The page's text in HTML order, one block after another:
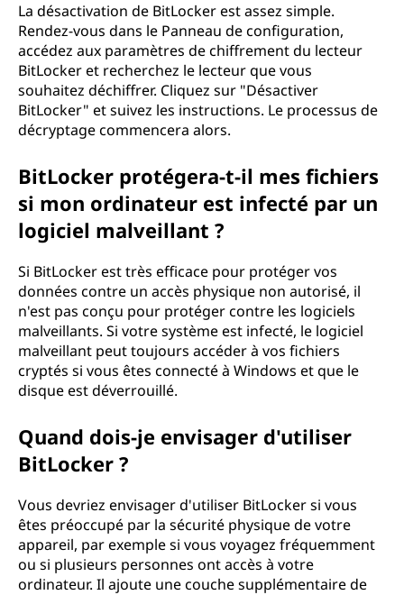
La désactivation de BitLocker est assez simple.
Rendez-vous dans le Panneau de configuration,
accédez aux paramètres de chiffrement du lecteur
BitLocker et recherchez le lecteur que vous
souhaitez déchiffrer. Cliquez sur "Désactiver
BitLocker" et suivez les instructions. Le processus de
décryptage commencera alors.
BitLocker protégera-t-il mes fichiers
si mon ordinateur est infecté par un
logiciel malveillant ?
Si BitLocker est très efficace pour protéger vos
données contre un accès physique non autorisé, il
n'est pas conçu pour protéger contre les logiciels
malveillants. Si votre système est infecté, le logiciel
malveillant peut toujours accéder à vos fichiers
cryptés si vous êtes connecté à Windows et que le
disque est déverrouillé.
Quand dois-je envisager d'utiliser
BitLocker ?
Vous devriez envisager d'utiliser BitLocker si vous
êtes préoccupé par la sécurité physique de votre
appareil, par exemple si vous voyagez fréquemment
ou si plusieurs personnes ont accès à votre
ordinateur. Il ajoute une couche supplémentaire de